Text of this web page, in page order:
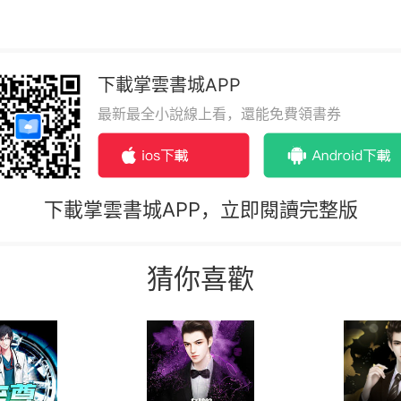
下載掌雲書城APP
最新最全小說線上看，還能免費領書券
下載掌雲書城APP，立即閱讀完整版
猜你喜歡